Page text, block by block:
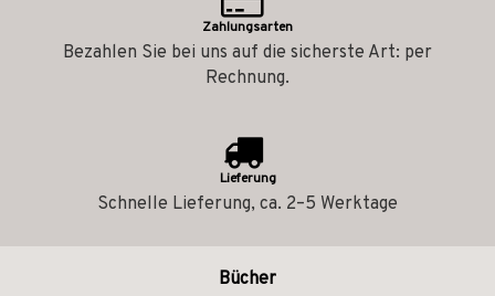
Zahlungsarten
Bezahlen Sie bei uns auf die sicherste Art: per
Rechnung.
Lieferung
Schnelle Lieferung, ca. 2–5 Werktage
Bücher